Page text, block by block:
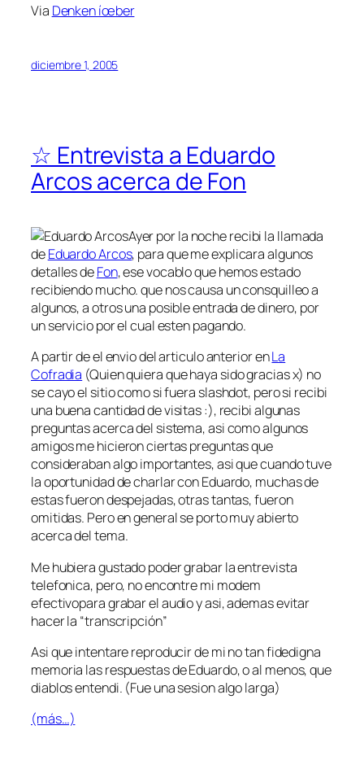
Via Denken íœber
diciembre 1, 2005
☆ Entrevista a Eduardo
Arcos acerca de Fon
Ayer por la noche recibi la llamada
deEduardo Arcos, para que me explicara algunos
detalles deFon, ese vocablo que hemos estado
recibiendo mucho. que nos causa un consquilleo a
algunos, a otros una posible entrada de dinero, por
un servicio por el cual esten pagando.
A partir de el envio del articulo anterior enLa
Cofradia (Quien quiera que haya sido gracias x) no
se cayo el sitio como si fuera slashdot, pero si recibi
una buena cantidad de visitas :), recibi algunas
preguntas acerca del sistema, asi como algunos
amigos me hicieron ciertas preguntas que
consideraban algo importantes, asi que cuando tuve
la oportunidad de charlar con Eduardo, muchas de
estas fueron despejadas, otras tantas, fueron
omitidas. Pero en general se porto muy abierto
acerca del tema.
Me hubiera gustado poder grabar la entrevista
telefonica, pero, no encontre mi modem
efectivopara grabar el audio y asi, ademas evitar
hacer la “transcripción”
Asi que intentare reproducir de mi no tan fidedigna
memoria las respuestas de Eduardo, o al menos, que
diablos entendi. (Fue una sesion algo larga)
(más…)